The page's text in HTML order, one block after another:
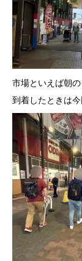
市場といえ ば朝
到着したときは今